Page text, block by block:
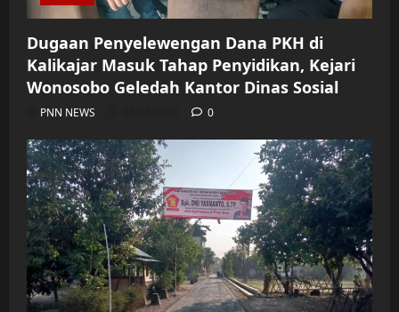
Dugaan Penyelewengan Dana PKH di
Kalikajar Masuk Tahap Penyidikan, Kejari
Wonosobo Geledah Kantor Dinas Sosial
PNN NEWS 0